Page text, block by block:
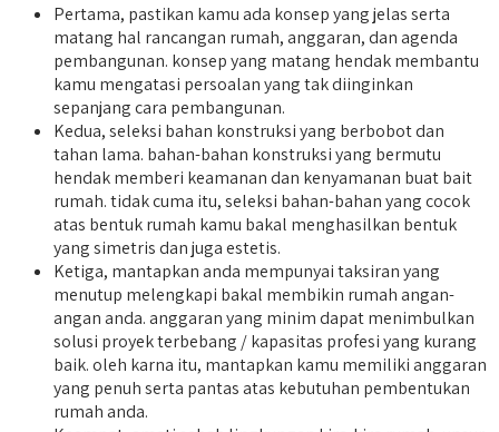
Pertama, pastikan kamu ada konsep yang jelas serta
matang hal rancangan rumah, anggaran, dan agenda
pembangunan. konsep yang matang hendak membantu
kamu mengatasi persoalan yang tak diinginkan
sepanjang cara pembangunan.
Kedua, seleksi bahan konstruksi yang berbobot dan
tahan lama. bahan-bahan konstruksi yang bermutu
hendak memberi keamanan dan kenyamanan buat bait
rumah. tidak cuma itu, seleksi bahan-bahan yang cocok
atas bentuk rumah kamu bakal menghasilkan bentuk
yang simetris dan juga estetis.
Ketiga, mantapkan anda mempunyai taksiran yang
menutup melengkapi bakal membikin rumah angan-
angan anda. anggaran yang minim dapat menimbulkan
solusi proyek terbebang / kapasitas profesi yang kurang
baik. oleh karna itu, mantapkan kamu memiliki anggaran
yang penuh serta pantas atas kebutuhan pembentukan
rumah anda.